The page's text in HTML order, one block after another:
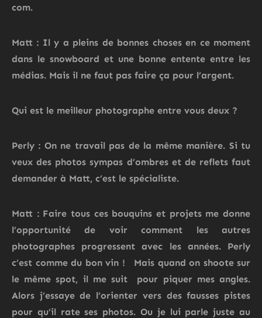
com.
Matt : Il y a pleins de bonnes choses en ce moment
dans le snowboard et une bonne entente entre les
médias. Mais il ne faut pas faire ça pour l’argent.
Qui est le meilleur photographe entre vous deux ?
Perly : On ne travail pas de la même manière. Si tu
veux des photos sympas d’ombres et de reflets faut
demander à Matt, c’est le spécialiste.
Matt : Faire tous ces bouquins et projets me donne
l’opportunité de voir comment les autres
photographes progressent avec les années. Perly
c’est comme du bon vin ! Mais quand on shoote sur
le même spot, il me suit pour piquer mes angles.
Alors j’essaye de l’orienter vers des fausses pistes
pour qu’il rate ses photos. Ou je lui parle juste au